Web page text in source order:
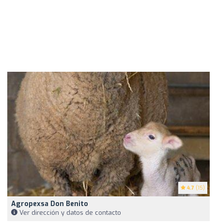
4.7 (15)
Agropexsa Don Benito
Ver dirección y datos de contacto